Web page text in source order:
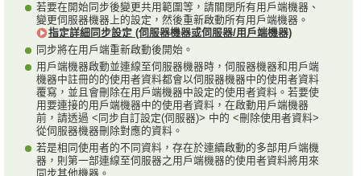
若要在開始同步後變更共用範圍等，請關閉所有用戶端機器、
變更伺服器機器上的設定，然後重新啟動所有用戶端機器。
指定詳細同步設定 (伺服器機器或伺服器/用戶端機器)
同步將在用戶端重新啟動後開始。
用戶端機器啟動並連線至伺服器機器時，伺服器機器和用戶端
機器中註冊的的使用者資料都會以伺服器機器中的使用者資料
覆寫，並且會刪除在用戶端機器中設定的使用者資料。若要使
用要連接的用戶端機器中的使用者資料，在啟動用戶端機器
前，請透過 <同步自訂設定(伺服器)> 中的 <刪除使用者資料>
從伺服器機器刪除對應的資料。
若是相同使用者的不同資料，存在於連續啟動的多部用戶端機
器，則第一部連線至伺服器之用戶端機器的使用者資料將用來
同步其他機器。